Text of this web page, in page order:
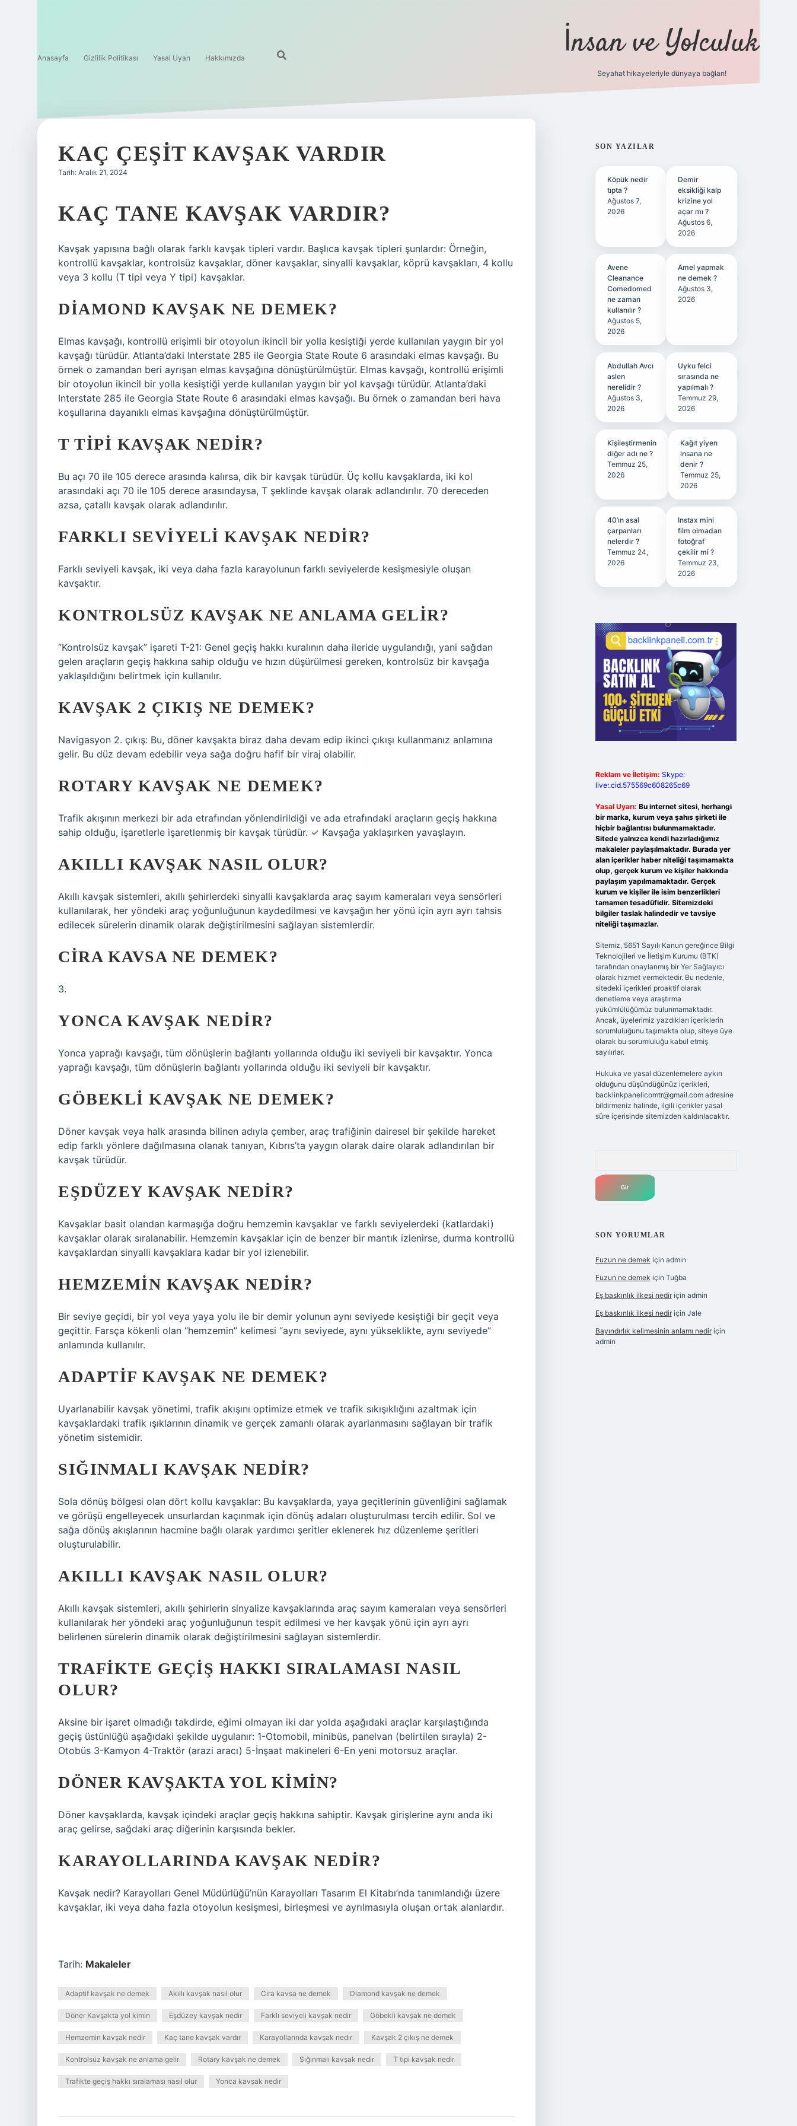
Anasayfa Gizlilik Politikası Yasal Uyarı Hakkımızda İnsan ve Yolculuk
Seyahat hikayeleriyle dünyaya bağlan!
KAÇ ÇEŞIT KAVŞAK VARDIR
Tarih: Aralık 21, 2024
KAÇ TANE KAVŞAK VARDIR?
Kavşak yapısına bağlı olarak farklı kavşak tipleri vardır. Başlıca kavşak tipleri şunlardır: Örneğin,
kontrollü kavşaklar, kontrolsüz kavşaklar, döner kavşaklar, sinyalli kavşaklar, köprü kavşakları, 4 kollu
veya 3 kollu (T tipi veya Y tipi) kavşaklar.
DIAMOND KAVŞAK NE DEMEK?
Elmas kavşağı, kontrollü erişimli bir otoyolun ikincil bir yolla kesiştiği yerde kullanılan yaygın bir yol
kavşağı türüdür. Atlanta’daki Interstate 285 ile Georgia State Route 6 arasındaki elmas kavşağı. Bu
örnek o zamandan beri ayrışan elmas kavşağına dönüştürülmüştür. Elmas kavşağı, kontrollü erişimli
bir otoyolun ikincil bir yolla kesiştiği yerde kullanılan yaygın bir yol kavşağı türüdür. Atlanta’daki
Interstate 285 ile Georgia State Route 6 arasındaki elmas kavşağı. Bu örnek o zamandan beri hava
koşullarına dayanıklı elmas kavşağına dönüştürülmüştür.
T TIPI KAVŞAK NEDIR?
Bu açı 70 ile 105 derece arasında kalırsa, dik bir kavşak türüdür. Üç kollu kavşaklarda, iki kol
arasındaki açı 70 ile 105 derece arasındaysa, T şeklinde kavşak olarak adlandırılır. 70 dereceden
azsa, çatallı kavşak olarak adlandırılır.
FARKLI SEVIYELI KAVŞAK NEDIR?
Farklı seviyeli kavşak, iki veya daha fazla karayolunun farklı seviyelerde kesişmesiyle oluşan
kavşaktır.
KONTROLSÜZ KAVŞAK NE ANLAMA GELIR?
“Kontrolsüz kavşak” işareti T-21: Genel geçiş hakkı kuralının daha ileride uygulandığı, yani sağdan
gelen araçların geçiş hakkına sahip olduğu ve hızın düşürülmesi gereken, kontrolsüz bir kavşağa
yaklaşıldığını belirtmek için kullanılır.
KAVŞAK 2 ÇIKIŞ NE DEMEK?
Navigasyon 2. çıkış: Bu, döner kavşakta biraz daha devam edip ikinci çıkışı kullanmanız anlamına
gelir. Bu düz devam edebilir veya sağa doğru hafif bir viraj olabilir.
ROTARY KAVŞAK NE DEMEK?
Trafik akışının merkezi bir ada etrafından yönlendirildiği ve ada etrafındaki araçların geçiş hakkına
sahip olduğu, işaretlerle işaretlenmiş bir kavşak türüdür. ✓ Kavşağa yaklaşırken yavaşlayın.
AKILLI KAVŞAK NASIL OLUR?
Akıllı kavşak sistemleri, akıllı şehirlerdeki sinyalli kavşaklarda araç sayım kameraları veya sensörleri
kullanılarak, her yöndeki araç yoğunluğunun kaydedilmesi ve kavşağın her yönü için ayrı ayrı tahsis
edilecek sürelerin dinamik olarak değiştirilmesini sağlayan sistemlerdir.
CIRA KAVSA NE DEMEK?
3.
YONCA KAVŞAK NEDIR?
Yonca yaprağı kavşağı, tüm dönüşlerin bağlantı yollarında olduğu iki seviyeli bir kavşaktır. Yonca
yaprağı kavşağı, tüm dönüşlerin bağlantı yollarında olduğu iki seviyeli bir kavşaktır.
GÖBEKLI KAVŞAK NE DEMEK?
Döner kavşak veya halk arasında bilinen adıyla çember, araç trafiğinin dairesel bir şekilde hareket
edip farklı yönlere dağılmasına olanak tanıyan, Kıbrıs’ta yaygın olarak daire olarak adlandırılan bir
kavşak türüdür.
EŞDÜZEY KAVŞAK NEDIR?
Kavşaklar basit olandan karmaşığa doğru hemzemin kavşaklar ve farklı seviyelerdeki (katlardaki)
kavşaklar olarak sıralanabilir. Hemzemin kavşaklar için de benzer bir mantık izlenirse, durma kontrollü
kavşaklardan sinyalli kavşaklara kadar bir yol izlenebilir.
HEMZEMIN KAVŞAK NEDIR?
Bir seviye geçidi, bir yol veya yaya yolu ile bir demir yolunun aynı seviyede kesiştiği bir geçit veya
geçittir. Farsça kökenli olan “hemzemin” kelimesi “aynı seviyede, aynı yükseklikte, aynı seviyede”
anlamında kullanılır.
ADAPTIF KAVŞAK NE DEMEK?
Uyarlanabilir kavşak yönetimi, trafik akışını optimize etmek ve trafik sıkışıklığını azaltmak için
kavşaklardaki trafik ışıklarının dinamik ve gerçek zamanlı olarak ayarlanmasını sağlayan bir trafik
yönetim sistemidir.
SIĞINMALI KAVŞAK NEDIR?
Sola dönüş bölgesi olan dört kollu kavşaklar: Bu kavşaklarda, yaya geçitlerinin güvenliğini sağlamak
ve görüşü engelleyecek unsurlardan kaçınmak için dönüş adaları oluşturulması tercih edilir. Sol ve
sağa dönüş akışlarının hacmine bağlı olarak yardımcı şeritler eklenerek hız düzenleme şeritleri
oluşturulabilir.
AKILLI KAVŞAK NASIL OLUR?
Akıllı kavşak sistemleri, akıllı şehirlerin sinyalize kavşaklarında araç sayım kameraları veya sensörleri
kullanılarak her yöndeki araç yoğunluğunun tespit edilmesi ve her kavşak yönü için ayrı ayrı
belirlenen sürelerin dinamik olarak değiştirilmesini sağlayan sistemlerdir.
TRAFIKTE GEÇIŞ HAKKI SIRALAMASI NASIL
OLUR?
Aksine bir işaret olmadığı takdirde, eğimi olmayan iki dar yolda aşağıdaki araçlar karşılaştığında
geçiş üstünlüğü aşağıdaki şekilde uygulanır: 1-Otomobil, minibüs, panelvan (belirtilen sırayla) 2-
Otobüs 3-Kamyon 4-Traktör (arazi aracı) 5-İnşaat makineleri 6-En yeni motorsuz araçlar.
DÖNER KAVŞAKTA YOL KIMIN?
Döner kavşaklarda, kavşak içindeki araçlar geçiş hakkına sahiptir. Kavşak girişlerine aynı anda iki
araç gelirse, sağdaki araç diğerinin karşısında bekler.
KARAYOLLARINDA KAVŞAK NEDIR?
Kavşak nedir? Karayolları Genel Müdürlüğü’nün Karayolları Tasarım El Kitabı’nda tanımlandığı üzere
kavşaklar, iki veya daha fazla otoyolun kesişmesi, birleşmesi ve ayrılmasıyla oluşan ortak alanlardır.
Tarih: Makaleler
Adaptif kavşak ne demek Akıllı kavşak nasıl olur Cira kavsa ne demek Diamond kavşak ne demek
Döner Kavşakta yol kimin Eşdüzey kavşak nedir Farklı seviyeli kavşak nedir Göbekli kavşak ne demek
Hemzemin kavşak nedir Kaç tane kavşak vardır Karayollarında kavşak nedir Kavşak 2 çıkış ne demek
Kontrolsüz kavşak ne anlama gelir Rotary kavşak ne demek Sığınmalı kavşak nedir T tipi kavşak nedir
Trafikte geçiş hakkı sıralaması nasıl olur Yonca kavşak nedir
SIDEBAR
SON YAZILAR
Köpük nedir
tıpta ?
Ağustos 7,
2026
Demir
eksikliği kalp
krizine yol
açar mı ?
Ağustos 6,
2026
Avene
Cleanance
Comedomed
ne zaman
kullanılır ?
Ağustos 5,
2026
Amel yapmak
ne demek ?
Ağustos 3,
2026
Abdullah Avcı
aslen
nerelidir ?
Ağustos 3,
2026
Uyku felci
sırasında ne
yapılmalı ?
Temmuz 29,
2026
Kişileştirmenin
diğer adı ne ?
Temmuz 25,
2026
Kağıt yiyen
insana ne
denir ?
Temmuz 25,
2026
40’ın asal
çarpanları
nelerdir ?
Temmuz 24,
2026
Instax mini
film olmadan
fotoğraf
çekilir mi ?
Temmuz 23,
2026
Reklam ve İletişim: Skype:
live:.cid.575569c608265c69
Yasal Uyarı: Bu internet sitesi, herhangi
bir marka, kurum veya şahıs şirketi ile
hiçbir bağlantısı bulunmamaktadır.
Sitede yalnızca kendi hazırladığımız
makaleler paylaşılmaktadır. Burada yer
alan içerikler haber niteliği taşımamakta
olup, gerçek kurum ve kişiler hakkında
paylaşım yapılmamaktadır. Gerçek
kurum ve kişiler ile isim benzerlikleri
tamamen tesadüfidir. Sitemizdeki
bilgiler taslak halindedir ve tavsiye
niteliği taşımazlar.
Sitemiz, 5651 Sayılı Kanun gereğince Bilgi
Teknolojileri ve İletişim Kurumu (BTK)
tarafından onaylanmış bir Yer Sağlayıcı
olarak hizmet vermektedir. Bu nedenle,
sitedeki içerikleri proaktif olarak
denetleme veya araştırma
yükümlülüğümüz bulunmamaktadır.
Ancak, üyelerimiz yazdıkları içeriklerin
sorumluluğunu taşımakta olup, siteye üye
olarak bu sorumluluğu kabul etmiş
sayılırlar.
Hukuka ve yasal düzenlemelere aykırı
olduğunu düşündüğünüz içerikleri,
backlinkpanelicomtr@gmail.comadresine
bildirmeniz halinde, ilgili içerikler yasal
süre içerisinde sitemizden kaldırılacaktır.
SON YORUMLAR
Fuzun ne demek için admin
Fuzun ne demek için Tuğba
Eş baskınlık ilkesi nediriçin admin
Eş baskınlık ilkesi nediriçin Jale
Bayındırlık kelimesinin anlamı nediriçin
admin